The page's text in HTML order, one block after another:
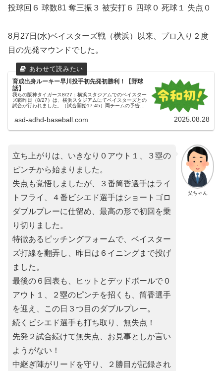
投球回６ 球数81 奪三振３ 被安打６ 四球０ 死球１ 失点０
8月27日(水)ベイスターズ戦（横浜）以来、プロ入り２度
目の先発マウンドでした。
育成出身ルーキー早川投手初先発初勝利！【野球
話】
我らの阪神タイガース8/27：横浜スタジアムでのベイスター
ズ戦昨日（8/27）は、横浜スタジアムにてベイスターズとの
試合が行われました。（試合開始17:45）両チームの予告先
タイ...
asd-adhd-baseball.com 2025.08.28
父ちゃん
立ち上がりは、いきなり０アウト１、３塁の
ピンチから始まりました。
失点も覚悟しましたが、３番筒香選手はライ
トフライ、４番ビシエド選手はショートゴロ
ダブルプレーに仕留め、最高の形で初回を乗
り切りました。
特徴あるピッチングフォームで、ベイスター
ズ打線を翻弄し、昨日は６イニングまで投げ
ました。
最後の６回表も、ヒットとデッドボールで０
アウト１、２塁のピンチを招くも、筒香選手
を迎え、この日３つ目のダブルプレー。
続くビシエド選手も打ち取り、無失点！
先発２試合続けて無失点、お見事としか言い
ようがない！
中継ぎ陣がリードを守り、２勝目が記録され